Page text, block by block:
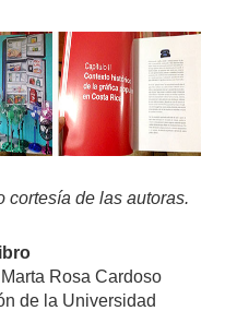
cortesía de las autoras.
Rosa Cardoso
de la Universidad